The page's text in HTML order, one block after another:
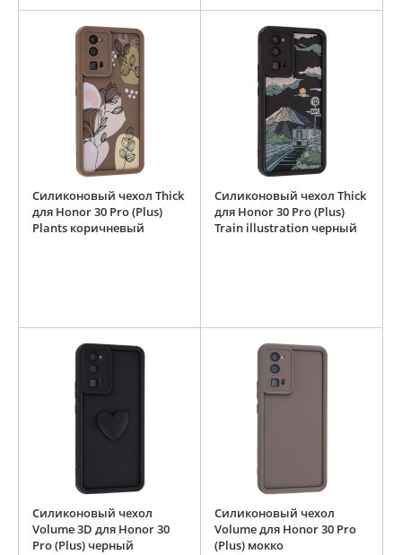
Силиконовый чехол Thick
для Honor 30 Pro (Plus)
Plants коричневый
Силиконовый чехол Thick
для Honor 30 Pro (Plus)
Train illustration черный
Силиконовый чехол
Volume 3D для Honor 30
Pro (Plus) черный
Силиконовый чехол
Volume для Honor 30 Pro
(Plus) мокко